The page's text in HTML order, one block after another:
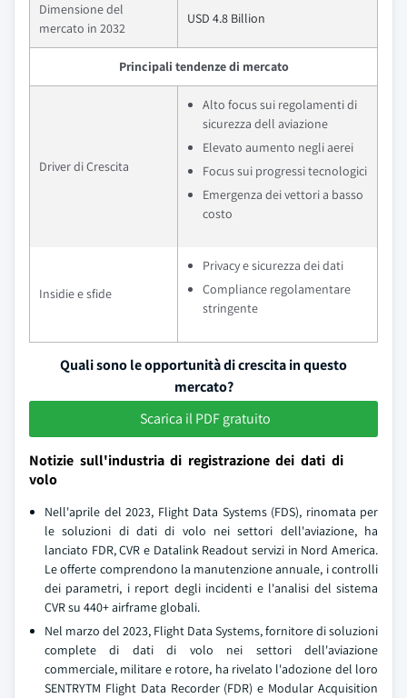
Dimensione del
mercato in 2032
USD 4.8 Billion
Principali tendenze di mercato
Driver di Crescita
Alto focus sui regolamenti di
sicurezza dell aviazione
Elevato aumento negli aerei
Focus sui progressi tecnologici
Emergenza dei vettori a basso
costo
Insidie e sfide
Privacy e sicurezza dei dati
Compliance regolamentare
stringente
Quali sono le opportunità di crescita in questo
mercato?
Scarica il PDF gratuito
Notizie sull'industria di registrazione dei dati di
volo
Nell'aprile del 2023, Flight Data Systems (FDS), rinomata per
le soluzioni di dati di volo nei settori dell'aviazione, ha
lanciato FDR, CVR e Datalink Readout servizi in Nord America.
Le offerte comprendono la manutenzione annuale, i controlli
dei parametri, i report degli incidenti e l'analisi del sistema
CVR su 440+ airframe globali.
Nel marzo del 2023, Flight Data Systems, fornitore di soluzioni
complete di dati di volo nei settori dell'aviazione
commerciale, militare e rotore, ha rivelato l'adozione del loro
SENTRYTM Flight Data Recorder (FDR) e Modular Acquisition